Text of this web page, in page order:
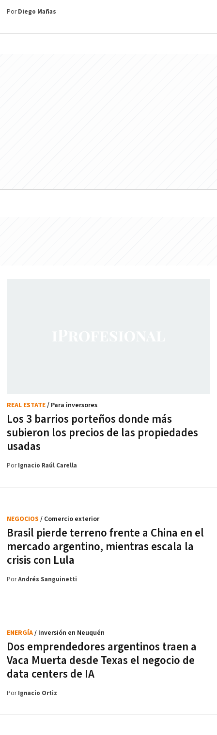
PorDiego Mañas
Los 3 barrios porteños donde más
subieron los precios de las propiedades
usadas
REAL ESTATE/ Para inversores
PorIgnacio Raúl Carella
Brasil pierde terreno frente a China en el
mercado argentino, mientras escala la
crisis con Lula
NEGOCIOS / Comercio exterior
PorAndrés Sanguinetti
Dos emprendedores argentinos traen a
Vaca Muerta desde Texas el negocio de
data centers de IA
ENERGÍA/ Inversión en Neuquén
PorIgnacio Ortiz